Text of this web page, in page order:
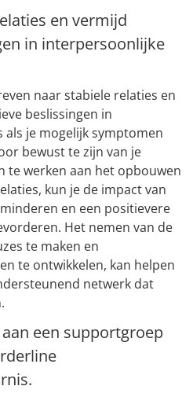
en vermijd
in interpersoonlijke
naar stabiele relaties en
beslissingen in
je mogelijk symptomen
bewust te zijn van je
te werken aan het opbouwen
kun je de impact van
en een positievere
Het nemen van de
te maken en
te ontwikkelen, kan helpen
netwerk dat
een supportgroep